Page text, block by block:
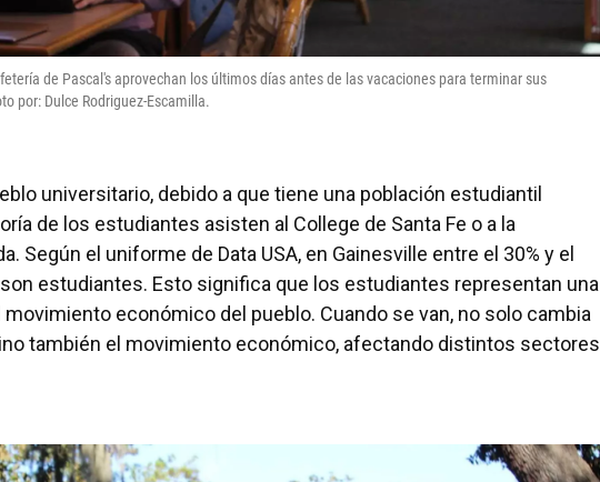
de Pascal's aprovechan los últimos días antes de las vacaciones para terminar sus
por: Dulce Rodriguez-Escamilla.
universitario, debido a que tiene una población estudiantil
de los estudiantes asisten al College de Santa Fe o a la
Según el uniforme de Data USA, en Gainesville entre el 30% y el
estudiantes. Esto significa que los estudiantes representan una
económico del pueblo. Cuando se van, no solo cambia
también el movimiento económico, afectando distintos sectores